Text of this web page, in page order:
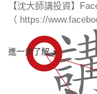
【沈大師講投資】
（ https://
進一步了解